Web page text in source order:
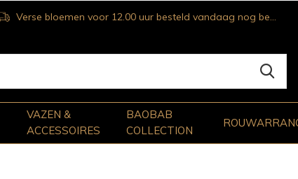
VAZEN &
ACCESSOIRES
BAOBAB
COLLECTION
Verse bloemen voor 12.00 uur besteld vandaag nog bezorgd!